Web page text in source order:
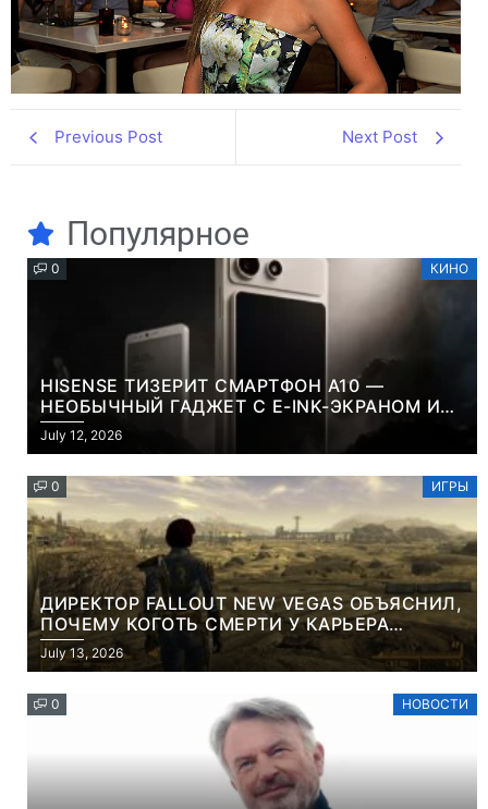
Previous Post Next Post
Популярное
0 КИНО
HISENSE ТИЗЕРИТ СМАРТФОН A10 —
НЕОБЫЧНЫЙ ГАДЖЕТ С E-INK-ЭКРАНОМ И
СЪЕМНОЙ LCD-ПАНЕЛЬЮ ДЛЯ ЦВЕТНОГО
КОНТЕНТА И СОЦСЕТЕЙ
July 12, 2026
0 ИГРЫ
ДИРЕКТОР FALLOUT NEW VEGAS ОБЪЯСНИЛ,
ПОЧЕМУ КОГОТЬ СМЕРТИ У КАРЬЕРА
НАМЕРЕННО СНОСИТ ВАМ ГОЛОВУ
July 13, 2026
0 НОВОСТИ